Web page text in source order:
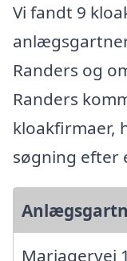
Vi fandt 9
Randers og
Randers
kloakfirmaer,
søgning efter
Mariagervej